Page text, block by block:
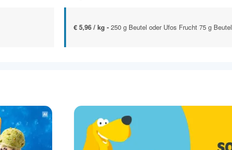
€ 5,96 / kg - 250 g Beutel oder Ufos Frucht 75 g Beutel